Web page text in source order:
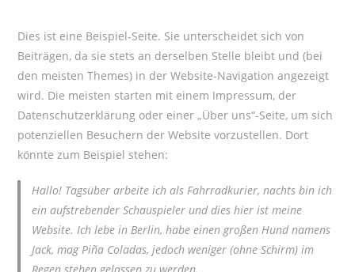
Dies ist eine Beispiel-Seite. Sie unterscheidet sich von
Beiträgen, da sie stets an derselben Stelle bleibt und (bei
den meisten Themes) in der Website-Navigation angezeigt
wird. Die meisten starten mit einem Impressum, der
Datenschutzerklärung oder einer „Über uns“-Seite, um sich
potenziellen Besuchern der Website vorzustellen. Dort
könnte zum Beispiel stehen:
Hallo! Tagsüber arbeite ich als Fahrradkurier, nachts bin ich
ein aufstrebender Schauspieler und dies hier ist meine
Website. Ich lebe in Berlin, habe einen großen Hund namens
Jack, mag Piña Coladas, jedoch weniger (ohne Schirm) im